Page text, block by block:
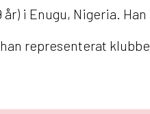
år) i Enugu, Nigeria.
representerat